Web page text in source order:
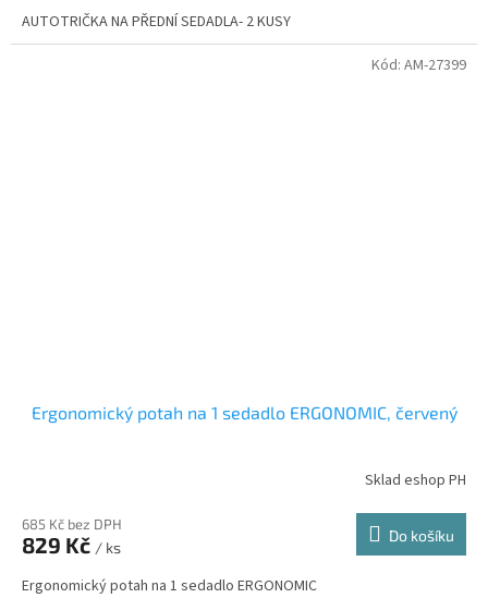
AUTOTRIČKA NA PŘEDNÍ SEDADLA- 2 KUSY
Ergonomický potah na 1 sedadlo ERGONOMIC, červený
Sklad eshop PH
685 Kč bez DPH
829 Kč / ks
Do košíku
Ergonomický potah na 1 sedadlo ERGONOMIC
Kód: AM-27399